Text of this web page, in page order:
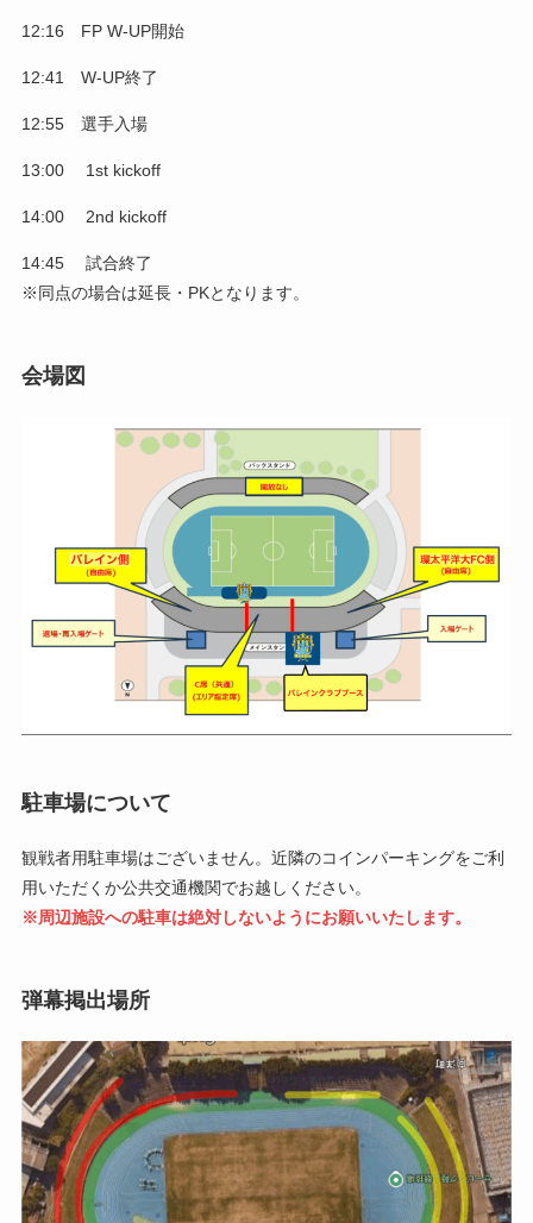
12:16 FP W-UP開始
12:41 W-UP終了
12:55 選手入場
13:00 1st kickoff
14:00 2nd kickoff
14:45 試合終了
※同点の場合は延長・PKとなります。
会場図
駐車場について
観戦者用駐車場はございません。近隣のコインパーキングをご利
用いただくか公共交通機関でお越しください。
※周辺施設への駐車は絶対しないようにお願いいたします。
弾幕掲出場所